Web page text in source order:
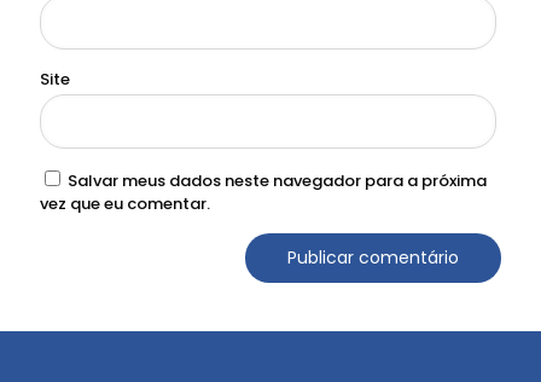
Site
Salvar meus dados neste navegador para a próxima
vez que eu comentar.